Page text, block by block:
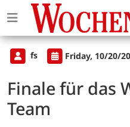
fs Friday, 10/20/
Finale für das
Team